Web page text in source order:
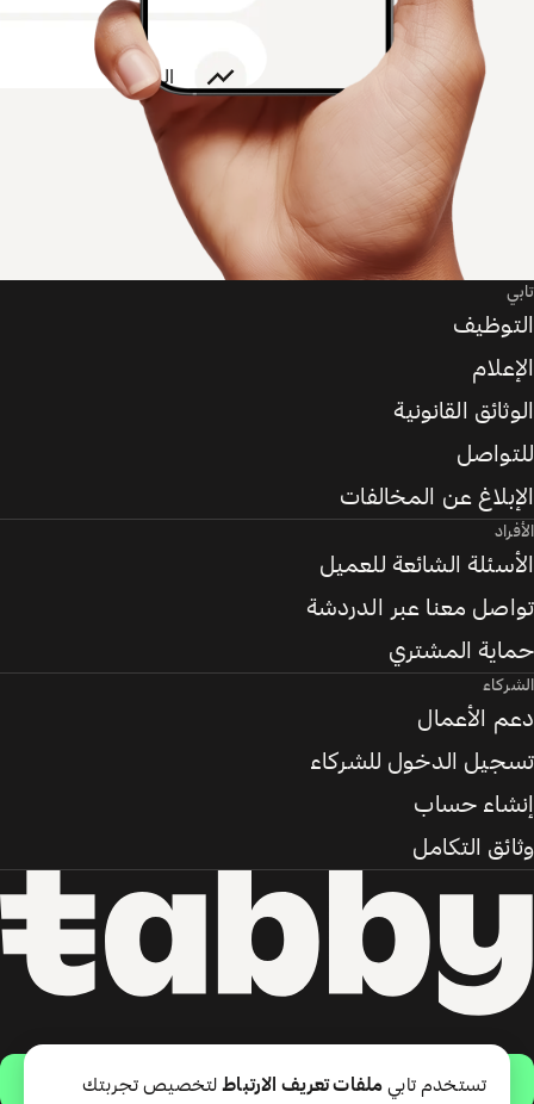
حمّل التطبيق
تابي
التوظيف
الإعلام
الوثائق القانونية
للتواصل
الإبلاغ عن المخالفات
الأفراد
الأسئلة الشائعة للعميل
تواصل معنا عبر الدردشة
حماية المشتري
الشركاء
دعم الأعمال
تسجيل الدخول للشركاء
إنشاء حساب
وثائق التكامل
تستخدم تابي ملفات تعريف الارتباطلتخصيص تجربتك